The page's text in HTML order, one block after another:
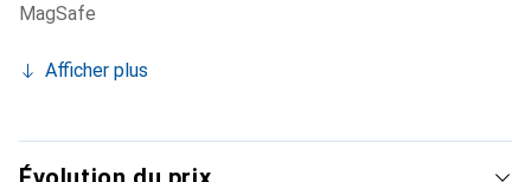
MagSafe
Afficher plus